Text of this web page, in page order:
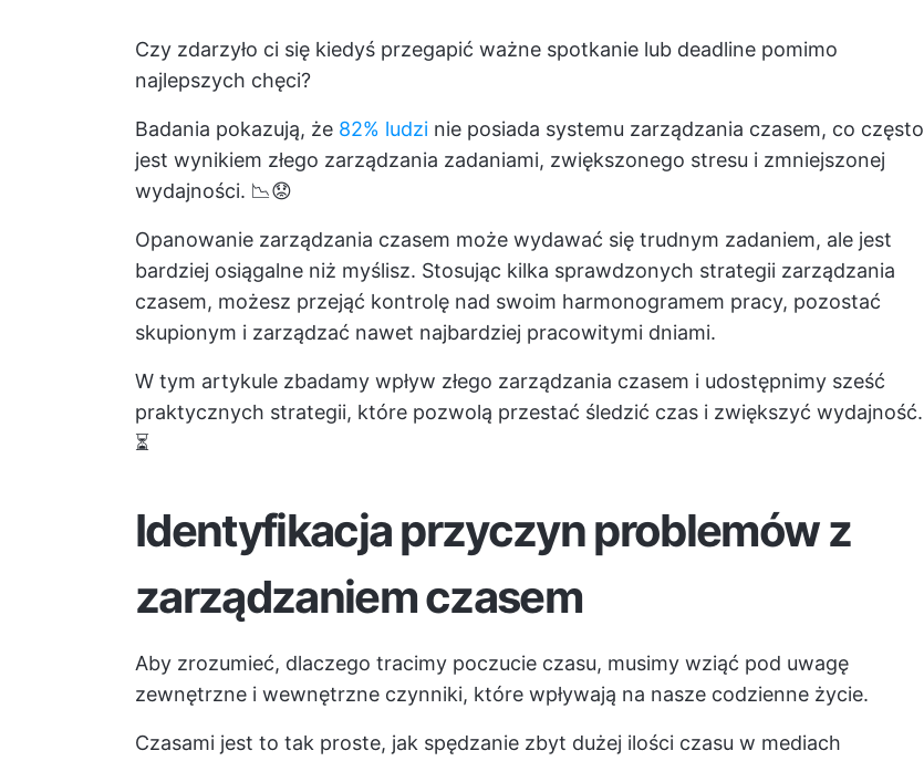
Czy zdarzyło ci się kiedyś przegapić ważne spotkanie lub deadline pomimo
najlepszych chęci?
Badania pokazują, że 82% ludzi nie posiada systemu zarządzania czasem, co często
jest wynikiem złego zarządzania zadaniami, zwiększonego stresu i zmniejszonej
wydajności. 📉😟
Opanowanie zarządzania czasem może wydawać się trudnym zadaniem, ale jest
bardziej osiągalne niż myślisz. Stosując kilka sprawdzonych strategii zarządzania
czasem, możesz przejąć kontrolę nad swoim harmonogramem pracy, pozostać
skupionym i zarządzać nawet najbardziej pracowitymi dniami.
W tym artykule zbadamy wpływ złego zarządzania czasem i udostępnimy sześć
praktycznych strategii, które pozwolą przestać śledzić czas i zwiększyć wydajność.
⏳
Identyfikacja przyczyn problemów z
zarządzaniem czasem
Aby zrozumieć, dlaczego tracimy poczucie czasu, musimy wziąć pod uwagę
zewnętrzne i wewnętrzne czynniki, które wpływają na nasze codzienne życie.
Czasami jest to tak proste, jak spędzanie zbyt dużej ilości czasu w mediach